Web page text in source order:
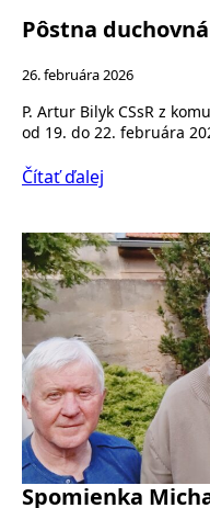
Pôstna
26. februára 2026
P. Artur Bilyk CSsR z
od 19. do 22. februára
Čítať ďalej
Spomienka